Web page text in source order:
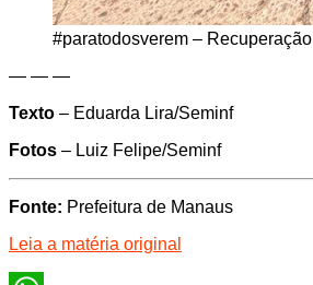
#paratodosverem – Recuperação
— — —
Texto – Eduarda Lira/Seminf
Fotos – Luiz Felipe/Seminf
Fonte: Prefeitura de Manaus
Leia a matéria original